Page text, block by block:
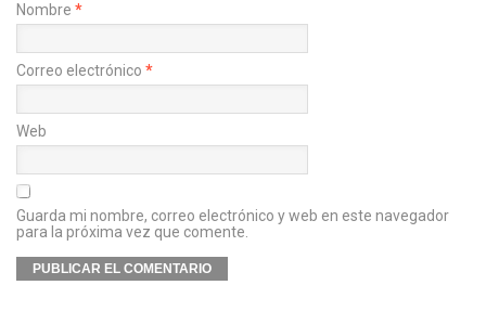
Nombre *
Correo electrónico *
Web
Guarda mi nombre, correo electrónico y web en este navegador
para la próxima vez que comente.